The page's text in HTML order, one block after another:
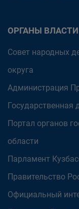
ОРГАНЫ ВЛАСТИ
Совет народных
округа
Администрация
Государственная
Портал органов
области
Парламент
Правительство
Официальный